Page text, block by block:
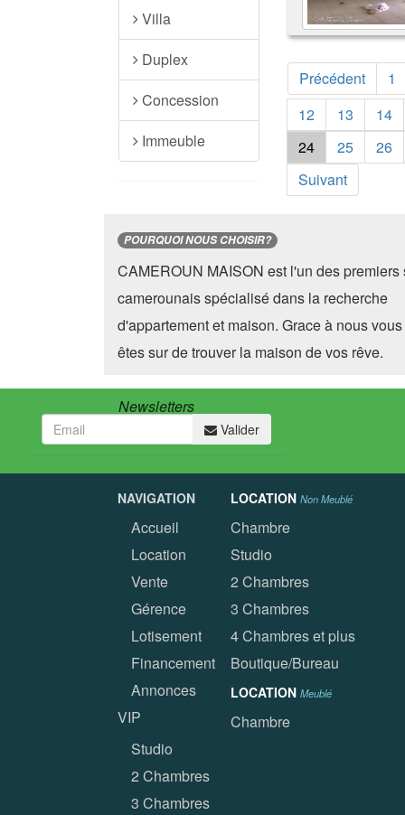
Villa
Duplex
Concession
Immeuble
Précédent
1
12
13
14
24
25
26
Suivant
POURQUOI NOUS CHOISIR?
CAMEROUN MAISON est l'un des premiers
camerounais spécialisé dans la recherche
d'appartement et maison. Grace à nous vous
êtes sur de trouver la maison de vos rêve.
Newsletters
Valider
NAVIGATION
Accueil
Location
Vente
Gérence
Lotisement
Financement
Annonces
VIP
LOCATION Non Meublé
Chambre
Studio
2 Chambres
3 Chambres
4 Chambres et plus
Boutique/Bureau
LOCATION Meublé
Chambre
Studio
2 Chambres
3 Chambres